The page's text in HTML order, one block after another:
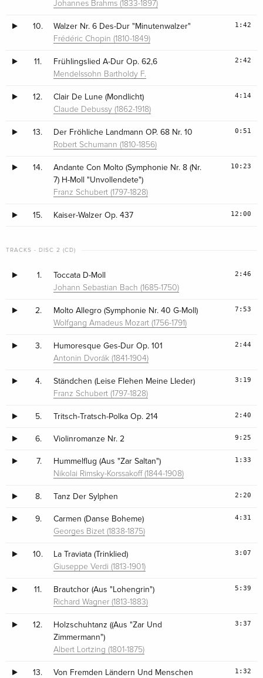
Johannes Brahms (1833-1897)
10. Walzer Nr. 6 Des-Dur "Minutenwalzer"
Frédéric Chopin (1810-1849)
1:42
11. Frühlingslied A-Dur Op. 62,6
Mendelssohn Bartholdy F.
2:42
12. Clair De Lune (Mondlicht)
Claude Debussy (1862-1918)
4:14
13. Der Fröhliche Landmann OP. 68 Nr. 10
Robert Schumann (1810-1856)
0:51
14.
Andante Con Molto (Symphonie Nr. 8 (Nr.
7) H-Moll "Unvollendete")
Franz Schubert (1797-1828)
10:23
15. Kaiser-Walzer Op. 437 12:00
TRACKS - DISC 2 (CD)
1. Toccata D-Moll
Johann Sebastian Bach (1685-1750)
2:46
2. Molto Allegro (Symphonie Nr. 40 G-Moll)
Wolfgang Amadeus Mozart (1756-1791)
7:53
3. Humoresque Ges-Dur Op. 101
Antonin Dvorák (1841-1904)
2:44
4. Ständchen (Leise Flehen Meine LIeder)
Franz Schubert (1797-1828)
3:19
5. Tritsch-Tratsch-Polka Op. 214 2:40
6. Violinromanze Nr. 2 9:25
7. Hummelflug (Aus "Zar Saltan")
Nikolai Rimsky-Korssakoff (1844-1908)
1:33
8. Tanz Der Sylphen 2:20
9. Carmen (Danse Boheme)
Georges Bizet (1838-1875)
4:31
10. La Traviata (Trinklied)
Giuseppe Verdi (1813-1901)
3:07
11. Brautchor (Aus "Lohengrin")
Richard Wagner (1813-1883)
5:39
12.
Holzschuhtanz ((Aus "Zar Und
Zimmermann")
Albert Lortzing (1801-1875)
3:37
13.
Von Fremden Ländern Und Menschen
1:32